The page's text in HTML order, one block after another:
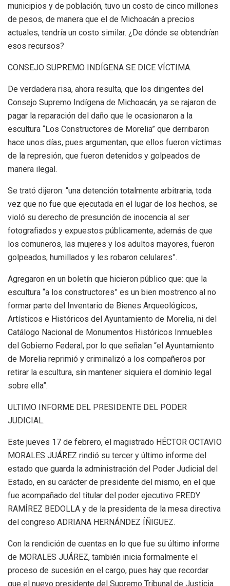
municipios y de población, tuvo un costo de cinco millones
de pesos, de manera que el de Michoacán a precios
actuales, tendría un costo similar. ¿De dónde se obtendrían
esos recursos?
CONSEJO SUPREMO INDÍGENA SE DICE VÍCTIMA.
De verdadera risa, ahora resulta, que los dirigentes del
Consejo Supremo Indígena de Michoacán, ya se rajaron de
pagar la reparación del daño que le ocasionaron a la
escultura “Los Constructores de Morelia” que derribaron
hace unos días, pues argumentan, que ellos fueron víctimas
de la represión, que fueron detenidos y golpeados de
manera ilegal.
Se trató dijeron: “una detención totalmente arbitraria, toda
vez que no fue que ejecutada en el lugar de los hechos, se
violó su derecho de presunción de inocencia al ser
fotografiados y expuestos públicamente, además de que
los comuneros, las mujeres y los adultos mayores, fueron
golpeados, humillados y les robaron celulares”.
Agregaron en un boletín que hicieron público que: que la
escultura “a los constructores” es un bien mostrenco al no
formar parte del Inventario de Bienes Arqueológicos,
Artísticos e Históricos del Ayuntamiento de Morelia, ni del
Catálogo Nacional de Monumentos Históricos Inmuebles
del Gobierno Federal, por lo que señalan “el Ayuntamiento
de Morelia reprimió y criminalizó a los compañeros por
retirar la escultura, sin mantener siquiera el dominio legal
sobre ella”.
ULTIMO INFORME DEL PRESIDENTE DEL PODER
JUDICIAL.
Este jueves 17 de febrero, el magistrado HÉCTOR OCTAVIO
MORALES JUÁREZ rindió su tercer y último informe del
estado que guarda la administración del Poder Judicial del
Estado, en su carácter de presidente del mismo, en el que
fue acompañado del titular del poder ejecutivo FREDY
RAMÍREZ BEDOLLA y de la presidenta de la mesa directiva
del congreso ADRIANA HERNÁNDEZ ÍÑIGUEZ.
Con la rendición de cuentas en lo que fue su último informe
de MORALES JUÁREZ, también inicia formalmente el
proceso de sucesión en el cargo, pues hay que recordar
que el nuevo presidente del Supremo Tribunal de Justicia